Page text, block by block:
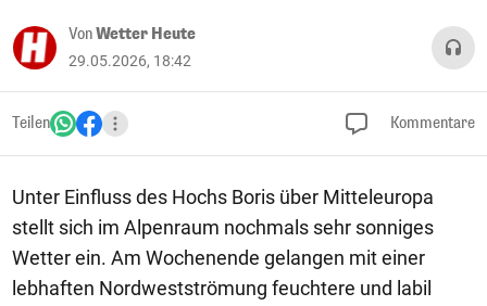
VonWetter Heute
29.05.2026, 18:42
Teilen Kommentare
Unter Einfluss des Hochs Boris über Mitteleuropa
stellt sich im Alpenraum nochmals sehr sonniges
Wetter ein. Am Wochenende gelangen mit einer
lebhaften Nordwestströmung feuchtere und labil